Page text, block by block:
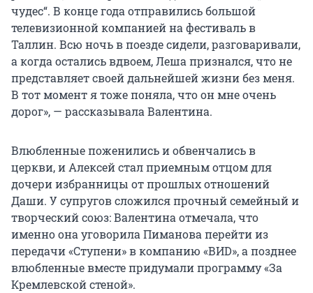
чудес“. В конце года отправились большой
телевизионной компанией на фестиваль в
Таллин. Всю ночь в поезде сидели, разговаривали,
а когда остались вдвоем, Леша признался, что не
представляет своей дальнейшей жизни без меня.
В тот момент я тоже поняла, что он мне очень
дорог», — рассказывала Валентина.
Влюбленные поженились и обвенчались в
церкви, и Алексей стал приемным отцом для
дочери избранницы от прошлых отношений
Даши. У супругов сложился прочный семейный и
творческий союз: Валентина отмечала, что
именно она уговорила Пиманова перейти из
передачи «Ступени» в компанию «ВИD», а позднее
влюбленные вместе придумали программу «За
Кремлевской стеной».